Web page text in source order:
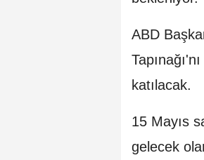
ABD
Tapınağı'nı
katılacak.
15 Mayıs
gelecek